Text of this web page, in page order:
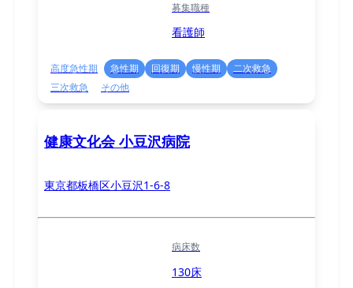
募集職種
看護師
高度急性期 急性期 回復期 慢性期
二次救急
三次救急
その他
健康文化会 小豆沢病院
東京都板橋区小豆沢1-6-8
病床数
130床